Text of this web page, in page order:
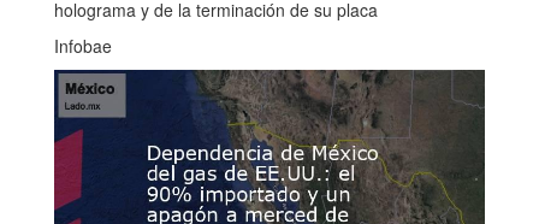
holograma y de la terminación de su placa
Infobae